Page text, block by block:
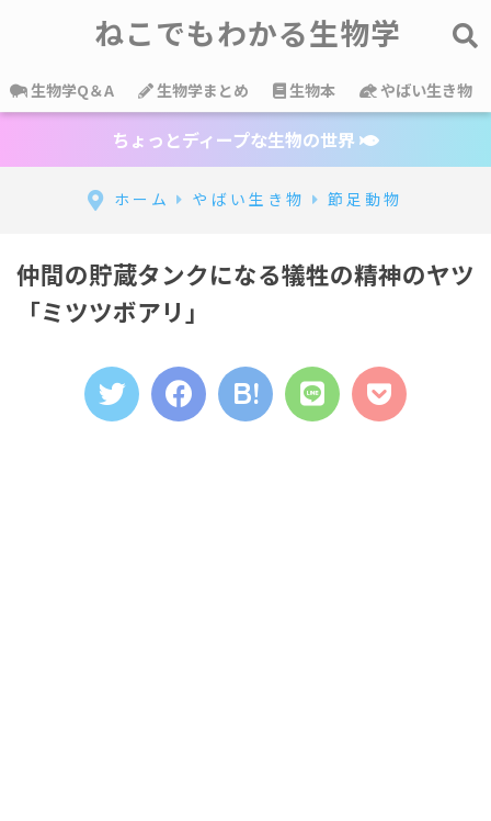
ねこでもわかる生物学
生物学Q＆A 生物学まとめ 生物本 やばい生き物
ちょっとディープな生物の世界
ホーム やばい生き物 節足動物
仲間の貯蔵タンクになる犠牲の精神のヤツ
「ミツツボアリ」